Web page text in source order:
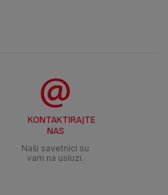
KONTAKTIRAJTE
NAS
Naši savetnici su
vam na usluzi.